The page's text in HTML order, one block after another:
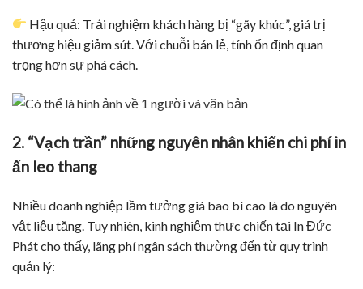
Hậu quả: Trải nghiệm khách hàng bị “gãy khúc”, giá trị
thương hiệu giảm sút. Với chuỗi bán lẻ, tính ổn định quan
trọng hơn sự phá cách.
2. “Vạch trần” những nguyên nhân khiến chi phí in
ấn leo thang
Nhiều doanh nghiệp lầm tưởng giá bao bì cao là do nguyên
vật liệu tăng. Tuy nhiên, kinh nghiệm thực chiến tại In Đức
Phát cho thấy, lãng phí ngân sách thường đến từ quy trình
quản lý: